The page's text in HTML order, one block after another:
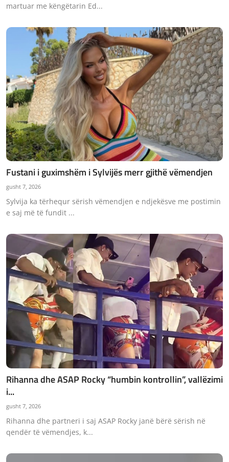
martuar me këngëtarin Ed...
Fustani i guximshëm i Sylvijës merr gjithë vëmendjen
gusht 7, 2026
Sylvija ka tërhequr sërish vëmendjen e ndjekësve me postimin
e saj më të fundit ...
Rihanna dhe ASAP Rocky “humbin kontrollin”, vallëzimi
i...
gusht 7, 2026
Rihanna dhe partneri i saj ASAP Rocky janë bërë sërish në
qendër të vëmendjes, k...